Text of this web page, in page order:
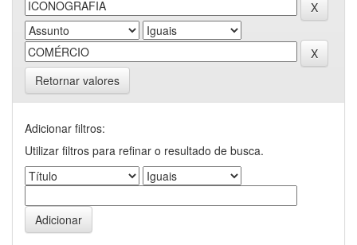
Retornar valores
Adicionar filtros:
Utilizar filtros para refinar o resultado de busca.